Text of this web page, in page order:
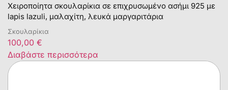
Χειροποίητα σκουλαρίκια σε επιχρυσωμένο ασήμι 925 με
lapis lazuli, μαλαχίτη, λευκά μαργαριτάρια
Σκουλαρίκια
100,00 €
Διαβάστε περισσότερα